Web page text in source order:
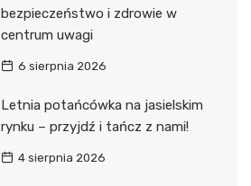
bezpieczeństwo i zdrowie w
centrum uwagi
6 sierpnia 2026
Letnia potańcówka na jasielskim
rynku – przyjdź i tańcz z nami!
4 sierpnia 2026